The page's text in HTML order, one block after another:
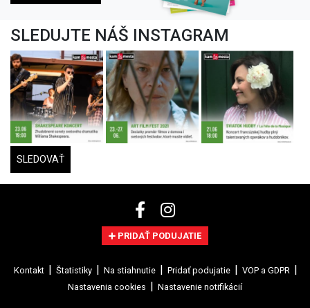
SLEDUJTE NÁŠ INSTAGRAM
SLEDOVAŤ
PRIDAŤ PODUJATIE
Kontakt Štatistiky Na stiahnutie Pridať podujatie
VOP a GDPR
Nastavenia cookies
Nastavenie notifikácií